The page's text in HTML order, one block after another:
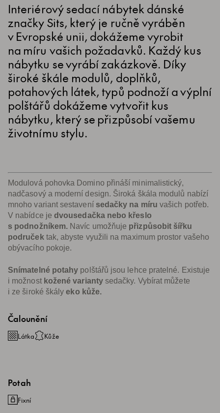
Interiérový sedací nábytek dánské
značky Sits, který je ručně vyráběn
v Evropské unii, dokážeme vyrobit
na míru vašich požadavků. Každý kus
nábytku se vyrábí zakázkově. Díky
široké škále modulů, doplňků,
potahových látek, typů podnoží a výplní
polštářů dokážeme vytvořit kus
nábytku, který se přizpůsobí vašemu
životnímu stylu.
Modulová pohovka Domino přináší minimalistický,
nadčasový a moderní design. Široká škála modulů nabízí
mnoho variant sestavení sedačky na míru vašich potřeb.
V nabídce je dvousedačka nebo křeslo
s podnožníkem. Navíc umožňuje přizpůsobit šířku
područektak, abyste využili na maximum prostor vašeho
obývacího pokoje.
Snímatelné potahy polštářů jsou lehce pratelné. Existuje
i možnost kožené variantysedačky. Vybírat můžete
i ze široké škályeko kůže.
Čalounění
Látka Kůže
Potah
Fixní